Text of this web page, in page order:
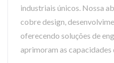
industriais únicos. Nossa
cobre design,
oferecendo soluções de
aprimoram as capacidades